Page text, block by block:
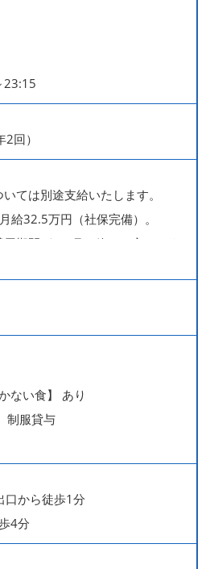
実績）
23:15
回）
ては別途支給いたします。
給32.5万円（社保完備）。
期間が1ヶ月で終わる方もいま
のみなし残業手当（月65時間
す。
１ヶ月分
額約4万円～20万円）
店長・統括料理長候補の場合
社1年目・入籍予定のパートナ
・入社2年目・入社後に結婚。
ない食】 あり
制服貸与
口から徒歩1分
4分